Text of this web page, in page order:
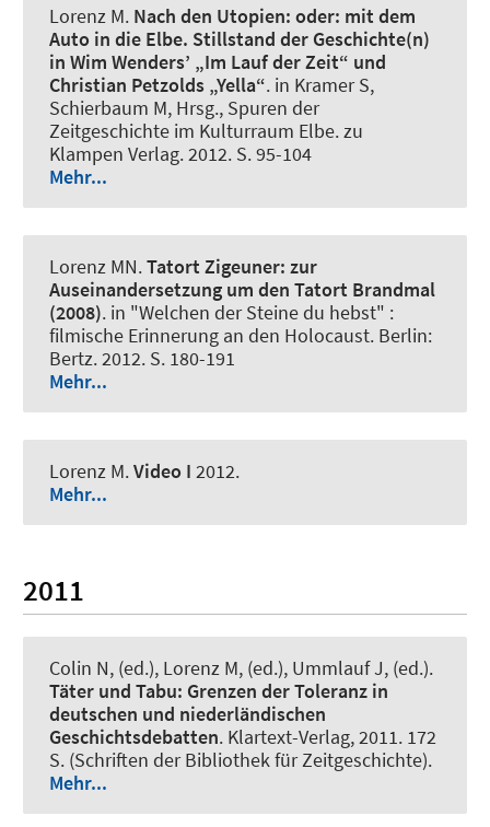
Lorenz M. Nach den Utopien: oder: mit dem
Auto in die Elbe. Stillstand der Geschichte(n)
in Wim Wenders’ „Im Lauf der Zeit“ und
Christian Petzolds „Yella“. in Kramer S,
Schierbaum M, Hrsg., Spuren der
Zeitgeschichte im Kulturraum Elbe. zu
Klampen Verlag. 2012. S. 95-104
Mehr...
Lorenz MN.Tatort Zigeuner: zur
Auseinandersetzung um den Tatort Brandmal
(2008). in "Welchen der Steine du hebst" :
filmische Erinnerung an den Holocaust. Berlin:
Bertz. 2012. S. 180-191
Mehr...
Lorenz M.Video I 2012.
Mehr...
2011
Colin N, (ed.), Lorenz M, (ed.), Ummlauf J, (ed.).
Täter und Tabu: Grenzen der Toleranz in
deutschen und niederländischen
Geschichtsdebatten. Klartext-Verlag, 2011. 172
S. (Schriften der Bibliothek für Zeitgeschichte).
Mehr...